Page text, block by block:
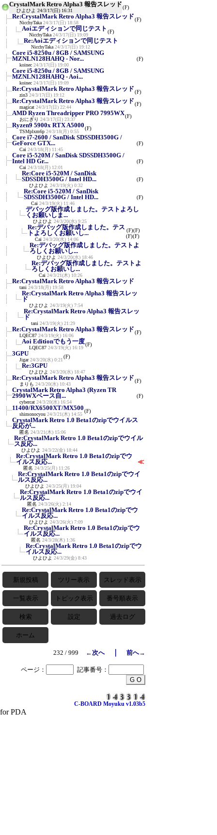
CrystalMark Retro Alpha3 報告スレッド
ひよひよ 24/3/17(日) 16:31
(F)
Re:CrystalMark Retro Alpha3 報告スレッド
NicchyTaka 24/3/17(日) 18:58
(F)
Aoiエディションで同じテスト
NicchyTaka 24/3/17(日) 19:09
(F)
Re:Aoiエディションで同じテスト
NicchyTaka 24/3/17(日) 19:12
Core i5-8250u / 8GB / SAMSUNG
MZNLN128HAHQ - Nor...
koinec 24/3/17(日) 19:00
(F)
Core i5-8250u / 8GB / SAMSUNG
MZNLN128HAHQ - Aoi...
koinec 24/3/17(日) 19:09
Re:CrystalMark Retro Alpha3 報告スレッド
zin3 24/3/17(日) 19:12
(F)
Re:CrystalMark Retro Alpha3 報告スレッド
magicat 24/3/17(日) 22:44
(F)
AMD Ryzen Threadripper PRO 7995WX
おにぎり 24/3/17(日) 23:37
(F)
Ryzen9 5900x RTX A5000
TSMplxm6p 24/3/18(月) 0:55
(F)
Core i7-2600 / SanDisk SDSSDH3500G /
GeForce GTX...
Cai 24/3/18(月) 11:45
(F)
Core i5-520M / SanDisk SDSSDH3500G /
Intel HD Gr...
Cai 24/3/18(月) 12:01
(F)
Re:Core i5-520M / SanDisk
SDSSDH3500G / Intel HD...
ひよひよ 24/3/19(火) 0:32
(F)
Re:Core i5-520M / SanDisk
SDSSDH3500G / Intel HD...
Cai 24/3/19(火) 11:46
(F)
デバッグ版作成しました。テストよろし
くお願いしま...
ひよひよ 24/3/20(水) 9:25
Re:デバッグ版作成しました。テス
トよろしくお願いし...
Cai 24/3/20(水) 14:06
(F)(F)
(F)(F)
Re:デバッグ版作成しました。テストよ
ろしくお願いし...
ひよひよ 24/3/20(水) 18:46
Re:デバッグ版作成しました。テストよ
ろしくお願いし...
Cai 24/3/21(木) 10:26
Re:CrystalMark Retro Alpha3 報告スレッド
tani 24/3/18(月) 19:58
Re:CrystalMark Retro Alpha3 報告スレッ
ド
ひよひよ 24/3/19(火) 7:54
Re:CrystalMark Retro Alpha3 報告スレッ
ド
tani 24/3/19(火) 21:29
Re:CrystalMark Retro Alpha3 報告スレッド
LQEC87 24/3/19(火) 16:06
(F)
Aoi Editionでもう一度
LQEC87 24/3/19(火) 16:19
(F)
3GPU
Jigar 24/3/20(水) 0:21
(F)
Re:3GPU
ひよひよ 24/3/20(水) 18:47
Re:CrystalMark Retro Alpha3 報告スレッド
まりも 24/3/20(水) 10:43
(F)
CrystalMark Retro Alpha3 (Ryzen TR
2990WXベース自...
cybercat 24/3/20(水) 16:54
(F)
11400/RX6500XT/MX500
shimonocyou 24/3/21(木) 14:55
(F)
CrystalMark Retro 1.0 Beta1のzipでウイルス
反応が...
匿名 24/3/21(木) 15:06
Re:CrystalMark Retro 1.0 Beta1のzipでウイル
ス反応...
ひよひよ 24/3/22(金) 18:44
Re:CrystalMark Retro 1.0 Beta1のzipでウ
イルス反応...
匿名 24/3/25(月) 11:26
≪
Re:CrystalMark Retro 1.0 Beta1のzipでウイ
ルス反応...
ひよひよ 24/3/25(月) 19:04
Re:CrystalMark Retro 1.0 Beta1のzipでウイ
ルス反応...
匿名 24/3/26(火) 2:14
Re:CrystalMark Retro 1.0 Beta1のzipでウ
イルス反応...
ひよひよ 24/3/26(火) 7:09
Re:CrystalMark Retro 1.0 Beta1のzipでウ
イルス反応...
匿名 24/3/28(木) 1:36
Re:CrystalMark Retro 1.0 Beta1のzipでウ
イルス反応...
ひよひよ 24/3/29(金) 8:43
新規投稿 ツリー表示 スレッド表示
一覧表示 トピック表示 番号順表示
検索 設定 過去ログ
ホーム
232 / 999 ←次へ｜ 前へ→
ページ： 記事番号：
C-BOARD Moyuku v1.03b5
for PDA